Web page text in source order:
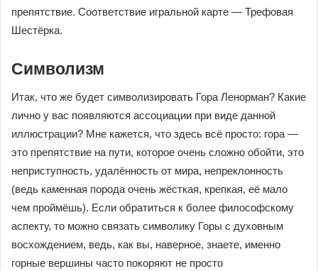
препятствие. Соответствие игральной карте — Трефовая
Шестёрка.
Символизм
Итак, что же будет символизировать Гора Ленорман? Какие
лично у вас появляются ассоциации при виде данной
иллюстрации? Мне кажется, что здесь всё просто: гора —
это препятствие на пути, которое очень сложно обойти, это
неприступность, удалённость от мира, непреклонность
(ведь каменная порода очень жёсткая, крепкая, её мало
чем проймёшь). Если обратиться к более философскому
аспекту, то можно связать символику Горы с духовным
восхождением, ведь, как вы, наверное, знаете, именно
горные вершины часто покоряют не просто